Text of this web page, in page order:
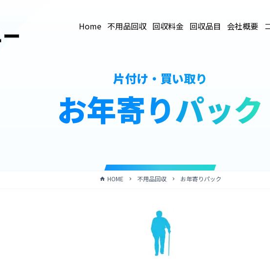
Home 不用品回収 回収料金 回収品目 会社概要
片付け・買い取り
お年寄りパック
HOME 不用品回収 お年寄りパック